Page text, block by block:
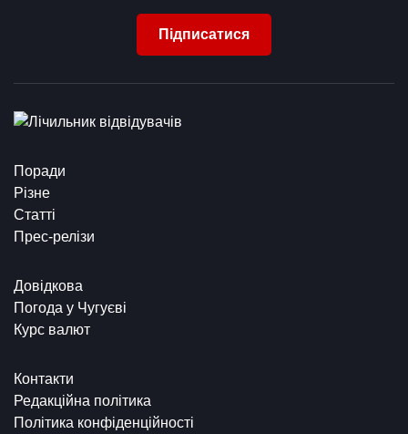
Підписатися
Поради
Різне
Статті
Прес-релізи
Довідкова
Погода у Чугуєві
Курс валют
Контакти
Редакційна політика
Політика конфіденційності